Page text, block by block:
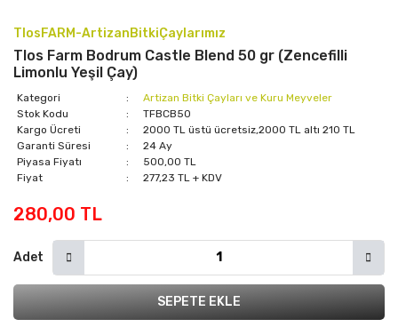
TlosFARM-ArtizanBitkiÇaylarımız
Tlos Farm Bodrum Castle Blend 50 gr (Zencefilli
Limonlu Yeşil Çay)
Kategori
Artizan Bitki Çayları ve Kuru Meyveler
Stok Kodu
TFBCB50
Kargo Ücreti
2000 TL üstü ücretsiz,2000 TL altı 210 TL
Garanti Süresi
24 Ay
Piyasa Fiyatı
500,00 TL
Fiyat
277,23 TL + KDV
280,00 TL
Adet
SEPETE EKLE